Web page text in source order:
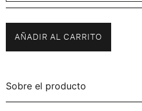
AÑADIR AL CARRITO
Sobre el producto